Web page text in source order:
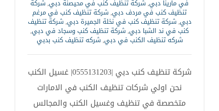
في مارينا دبي,شركة تنظيف كنب في محيصنة دبي,شركة
تنظيف كنب في مردف دبي,شركة تنظيف كنب في مرغم
دبي,شركة تنظيف كنب في نخلة الجميرة دبي,شركة تنظيف
كنب في ند الشبا دبي,شركة تنظيف كنب وسجاد في دبي,
شركه تنظيف الكنب في دبي,شركه تنظيف كنب بدبي
شركة تنظيف كنب دبي |0555131203| غسيل الكنب
نحن اولي شركات تنظيف الكنب في الامارات
متخصصة في تنظيف وغسيل الكنب والمجالس